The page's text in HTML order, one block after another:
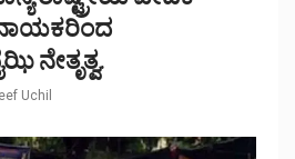
ನಾಯಕರಿಂದ
ನೇತೃತ್ವ.
Uchil